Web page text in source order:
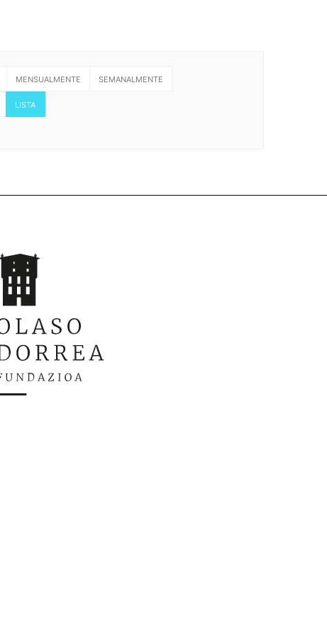
MENSUALMENTE SEMANALMENTE
LISTA